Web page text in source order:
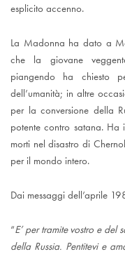
esplicito accenno.
La Madonna ha dato a
che la giovane
piangendo ha chiesto
dell’umanità; in altre
per la conversione della
potente contro satana.
morti nel disastro di
per il mondo intero.
Dai messaggi dell’aprile
“E’ per tramite vostro e del
della Russia. Pentitevi e